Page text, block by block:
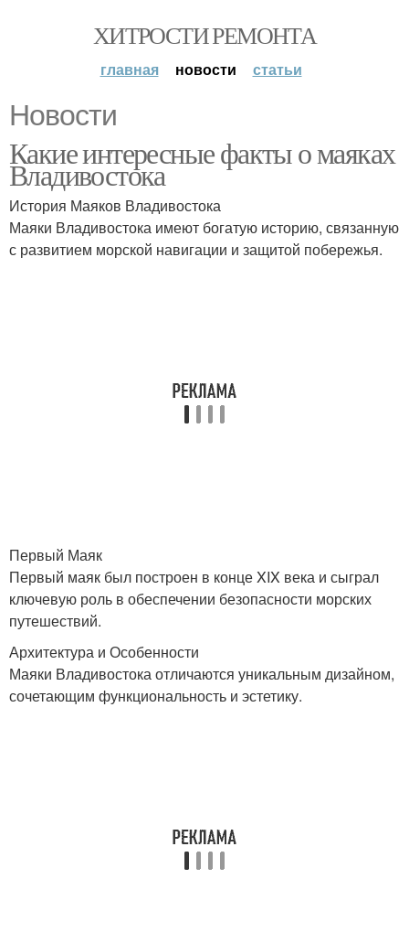
ХИТРОСТИ РЕМОНТА
главная новости статьи
Новости
Какие интересные факты о маяках
Владивостока
История Маяков Владивостока
Маяки Владивостока имеют богатую историю, связанную
с развитием морской навигации и защитой побережья.
Первый Маяк
Первый маяк был построен в конце XIX века и сыграл
ключевую роль в обеспечении безопасности морских
путешествий.
Архитектура и Особенности
Маяки Владивостока отличаются уникальным дизайном,
сочетающим функциональность и эстетику.